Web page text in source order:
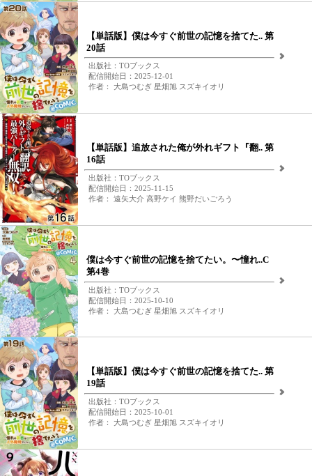
【単話版】僕は今すぐ前世の記憶を捨てた.. 第
20話
出版社：TOブックス
配信開始日：2025-12-01
作者： 大島つむぎ 星畑旭 スズキイオリ
【単話版】追放された俺が外れギフト『翻.. 第
16話
出版社：TOブックス
配信開始日：2025-11-15
作者： 遠矢大介 高野ケイ 熊野だいごろう
僕は今すぐ前世の記憶を捨てたい。〜憧れ..C
第4巻
出版社：TOブックス
配信開始日：2025-10-10
作者： 大島つむぎ 星畑旭 スズキイオリ
【単話版】僕は今すぐ前世の記憶を捨てた.. 第
19話
出版社：TOブックス
配信開始日：2025-10-01
作者： 大島つむぎ 星畑旭 スズキイオリ